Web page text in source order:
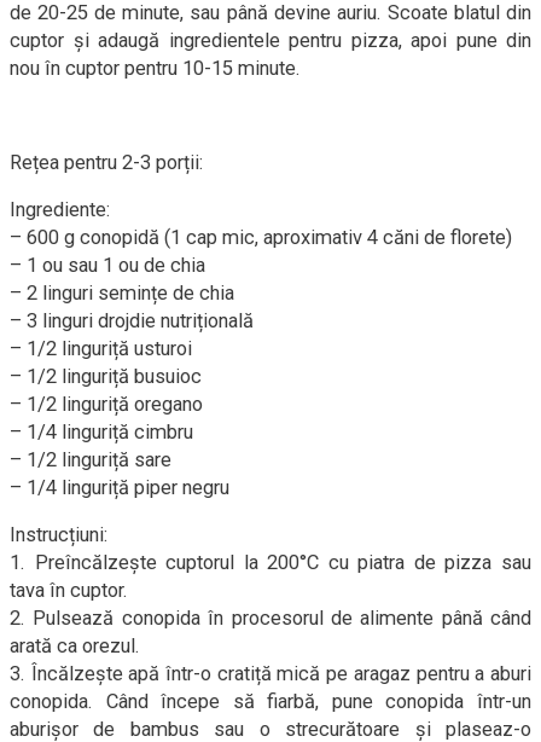
de 20-25 de minute, sau până devine auriu. Scoate blatul din
cuptor și adaugă ingredientele pentru pizza, apoi pune din
nou în cuptor pentru 10-15 minute.
Rețea pentru 2-3 porții:
Ingrediente:
– 600 g conopidă (1 cap mic, aproximativ 4 căni de florete)
– 1 ou sau 1 ou de chia
– 2 linguri semințe de chia
– 3 linguri drojdie nutrițională
– 1/2 linguriță usturoi
– 1/2 linguriță busuioc
– 1/2 linguriță oregano
– 1/4 linguriță cimbru
– 1/2 linguriță sare
– 1/4 linguriță piper negru
Instrucțiuni:
1. Preîncălzește cuptorul la 200°C cu piatra de pizza sau
tava în cuptor.
2. Pulsează conopida în procesorul de alimente până când
arată ca orezul.
3. Încălzește apă într-o cratiță mică pe aragaz pentru a aburi
conopida. Când începe să fiarbă, pune conopida într-un
aburișor de bambus sau o strecurătoare și plaseaz-o